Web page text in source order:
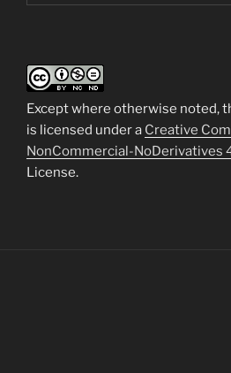
Except where otherwise noted,
is licensed under a Creative
NonCommercial-NoDerivatives
License.